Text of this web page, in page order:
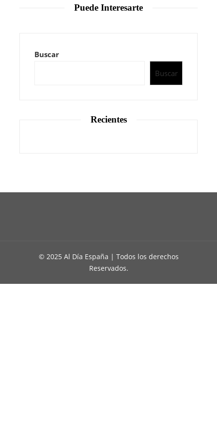
Puede Interesarte
Buscar
Buscar
Recientes
© 2025 Al Día España | Todos los derechos
Reservados.